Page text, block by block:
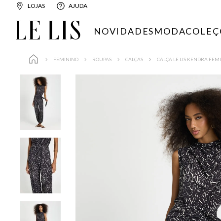
LOJAS AJUDA
NOVIDADESMODA
FEMININO ROUPAS CALÇAS CALÇA LE LIS KENDRA